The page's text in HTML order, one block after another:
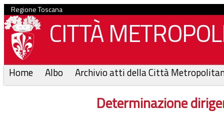
Regione Toscana
CITTÀ
Home Albo Archivio atti della Città
Determinazione